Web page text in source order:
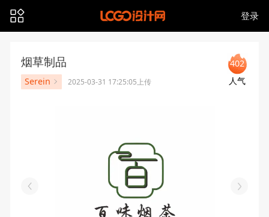
登录
烟草制品
Serein 2025-03-31 17:25:05上传
402
人气